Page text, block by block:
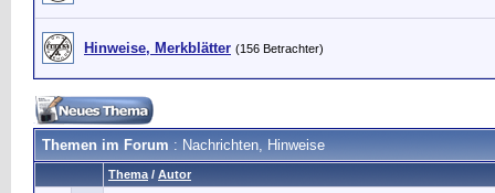
Hinweise, Merkblätter (156 Betrachter)
Themen im Forum : Nachrichten, Hinweise
Thema / Autor